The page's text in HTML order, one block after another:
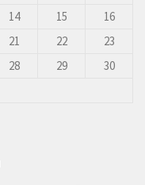
14 15
16
21 22
23
28 29
30